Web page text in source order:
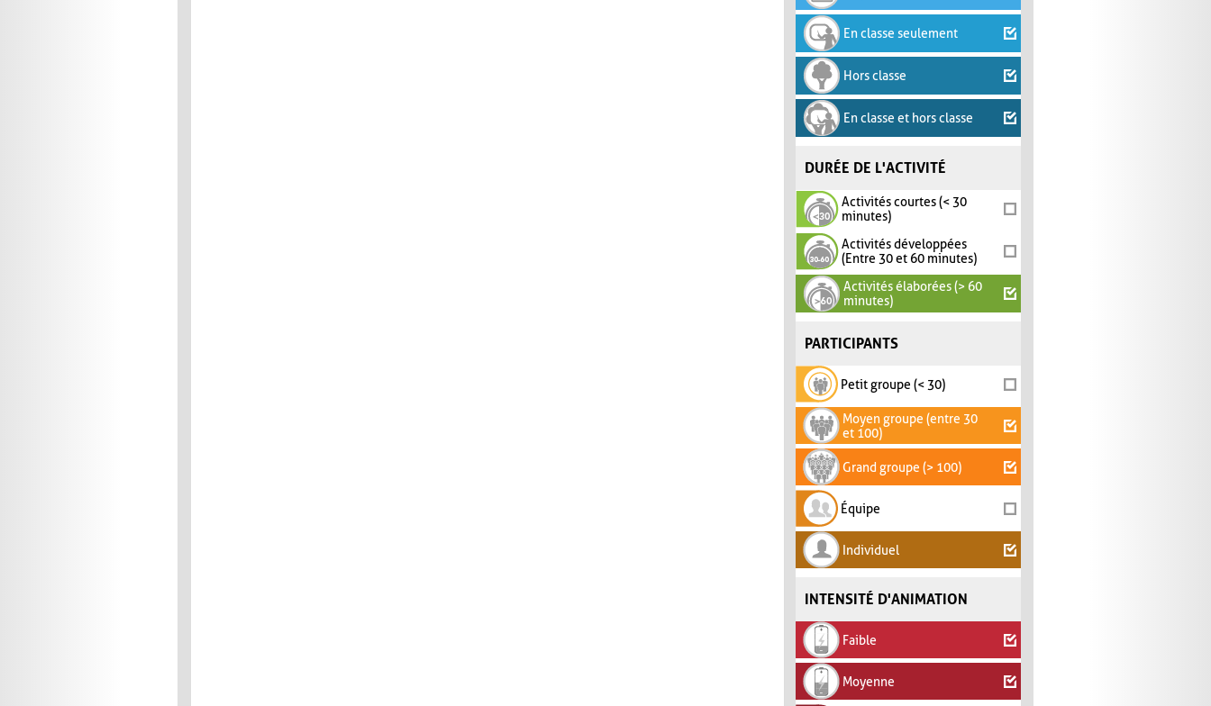
En classe seulement
Hors classe
En classe et hors classe
DURÉE DE L'ACTIVITÉ
Activités courtes (< 30
minutes)
Activités développées
(Entre 30 et 60 minutes)
Activités élaborées (> 60
minutes)
PARTICIPANTS
Petit groupe (< 30)
Moyen groupe (entre 30
et 100)
Grand groupe (> 100)
Équipe
Individuel
INTENSITÉ D'ANIMATION
Faible
Moyenne